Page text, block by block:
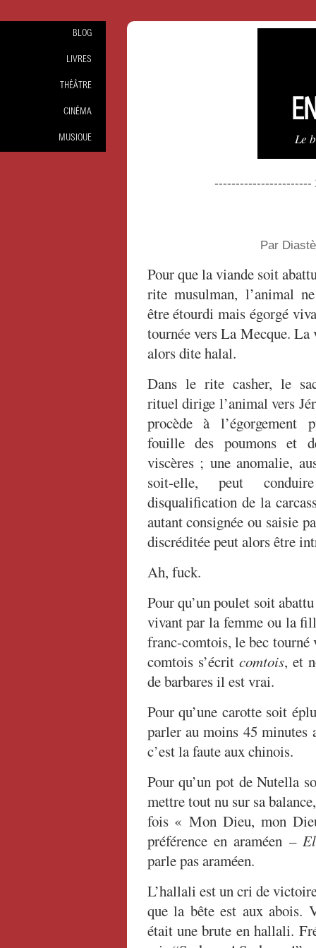
Le
-----------------------
Par
Pour que la viande soit
rite musulman, l’animal
être étourdi mais égorgé
tournée vers La Mecque. La
alors dite halal.
Dans le rite casher, le
rituel dirige l’animal vers
procède à l’égorgement
fouille des poumons et
viscères ; une anomalie,
soit-elle, peut
disqualification de la
autant consignée ou saisie
discréditée peut alors être
Ah, fuck.
Pour qu’un poulet soit
vivant par la femme ou la
franc-comtois, le bec tourné
comtois s’écrit comtois, et
de barbares il est vrai.
Pour qu’une carotte soit
parler au moins 45 minutes
c’est la faute aux chinois.
Pour qu’un pot de Nutella
mettre tout nu sur sa
fois « Mon Dieu, mon
préférence en araméen –
parle pas araméen.
L’hallali est un cri de
que la bête est aux abois.
était une brute en hallali.
BLOG
LIVRES
THÉÂTRE
CINÉMA
MUSIQUE